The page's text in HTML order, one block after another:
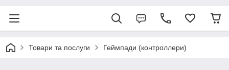
Товари та послуги Геймпади (контроллери)